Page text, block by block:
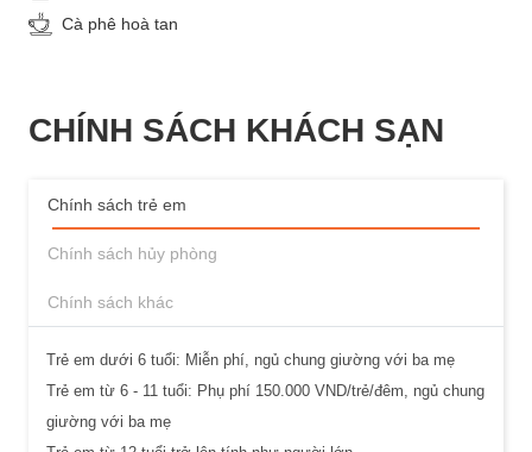
Cà phê hoà tan
CHÍNH SÁCH KHÁCH SẠN
Chính sách trẻ em
Chính sách hủy phòng
Chính sách khác
Trẻ em dưới 6 tuổi: Miễn phí, ngủ chung giường với ba mẹ
Trẻ em từ 6 - 11 tuổi: Phụ phí 150.000 VND/trẻ/đêm, ngủ chung
giường với ba mẹ